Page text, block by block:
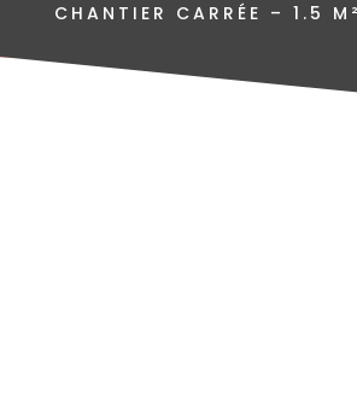
CHANTIER CARRÉE – 1.5 M²